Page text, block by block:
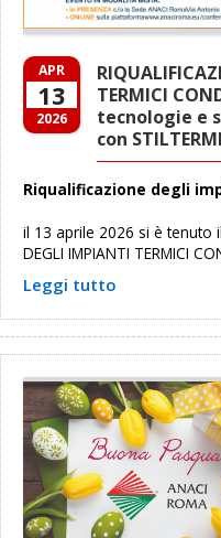
APR
13
2026
TERMICI
tecnologie e
con
Riqualificazione degli
il 13 aprile 2026 si è tenuto
DEGLI IMPIANTI TERMICI
Leggi tutto